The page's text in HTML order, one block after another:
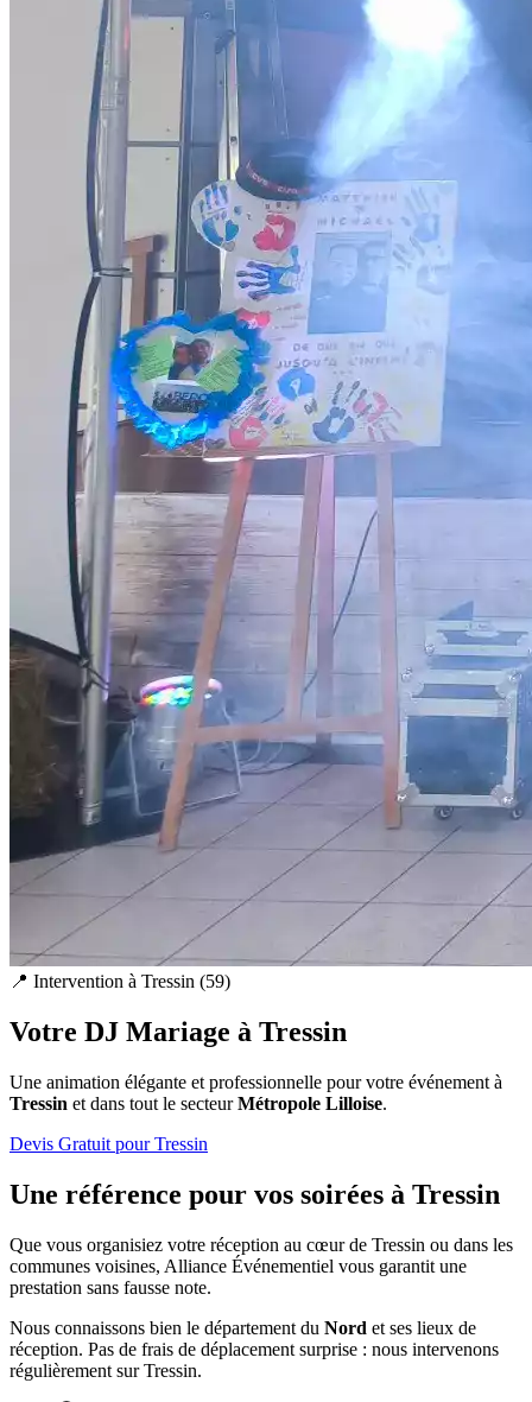
📍 Intervention à Tressin (59)
Votre DJ Mariage à Tressin
Une animation élégante et professionnelle pour votre événement à
Tressin et dans tout le secteurMétropole Lilloise.
Devis Gratuit pourTressin
Une référence pour vos soirées à Tressin
Que vous organisiez votre réception au cœur de Tressin ou dans les
communes voisines, Alliance Événementiel vous garantit une
prestation sans fausse note.
Nous connaissons bien le département du Nord et ses lieux de
réception. Pas de frais de déplacement surprise : nous intervenons
régulièrement surTressin.